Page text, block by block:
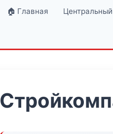
🏠 Главная